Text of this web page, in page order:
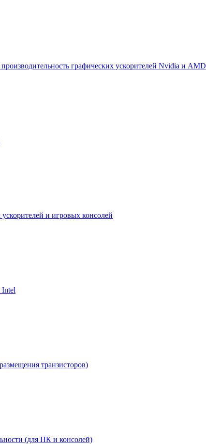
графических ускорителей Nvidia и AMD
и игровых консолей
транзисторов)
(для ПК и консолей)